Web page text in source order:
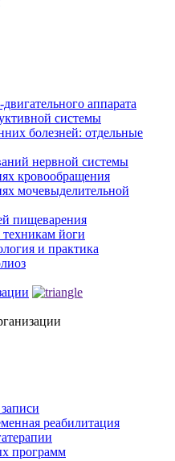
аппарата
системы
болезней: отдельные
нервной системы
кровообращения
мочевыделительной
пищеварения
йоги
и практика
реабилитация
программ